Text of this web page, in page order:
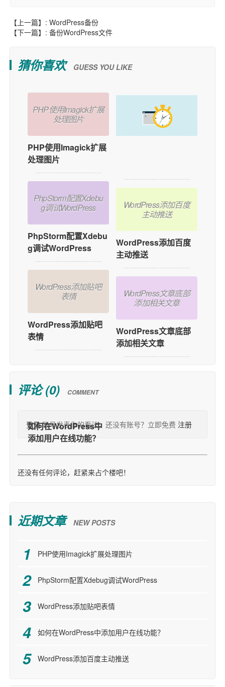
【上一篇】: WordPress备份
【下一篇】: 备份WordPress文件
猜你喜欢 GUESS YOU LIKE
PHP使用Imagick扩展
处理图片
PHP使用Imagick扩展
处理图片
PhpStorm配置Xdebu
g调试WordPress
PhpStorm配置Xdebu
g调试WordPress
WordPress添加贴吧
表情
WordPress添加贴吧
表情
WordPress添加百度
主动推送
WordPress添加百度
主动推送
WordPress文章底部
添加相关文章
WordPress文章底部
添加相关文章
评论 (0) COMMENT
登录账号发表你的看法，还没有账号？立即免费 注册
还没有任何评论，赶紧来占个楼吧！
近期文章 NEW POSTS
PHP使用Imagick扩展处理图片
PhpStorm配置Xdebug调试WordPress
WordPress添加贴吧表情
如何在WordPress中添加用户在线功能？
WordPress添加百度主动推送